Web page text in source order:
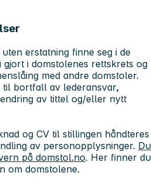
erstatning finne seg i de
gjort i domstolenes rettskrets og
med andre domstoler.
bortfall av lederansvar,
av tittel og/eller nytt
og CV til stillingen håndteres
av personopplysninger. Du
på domstol.no. Her finner du
om domstolene.